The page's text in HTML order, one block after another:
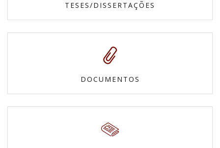
TESES/DISSERTAÇÕES
DOCUMENTOS